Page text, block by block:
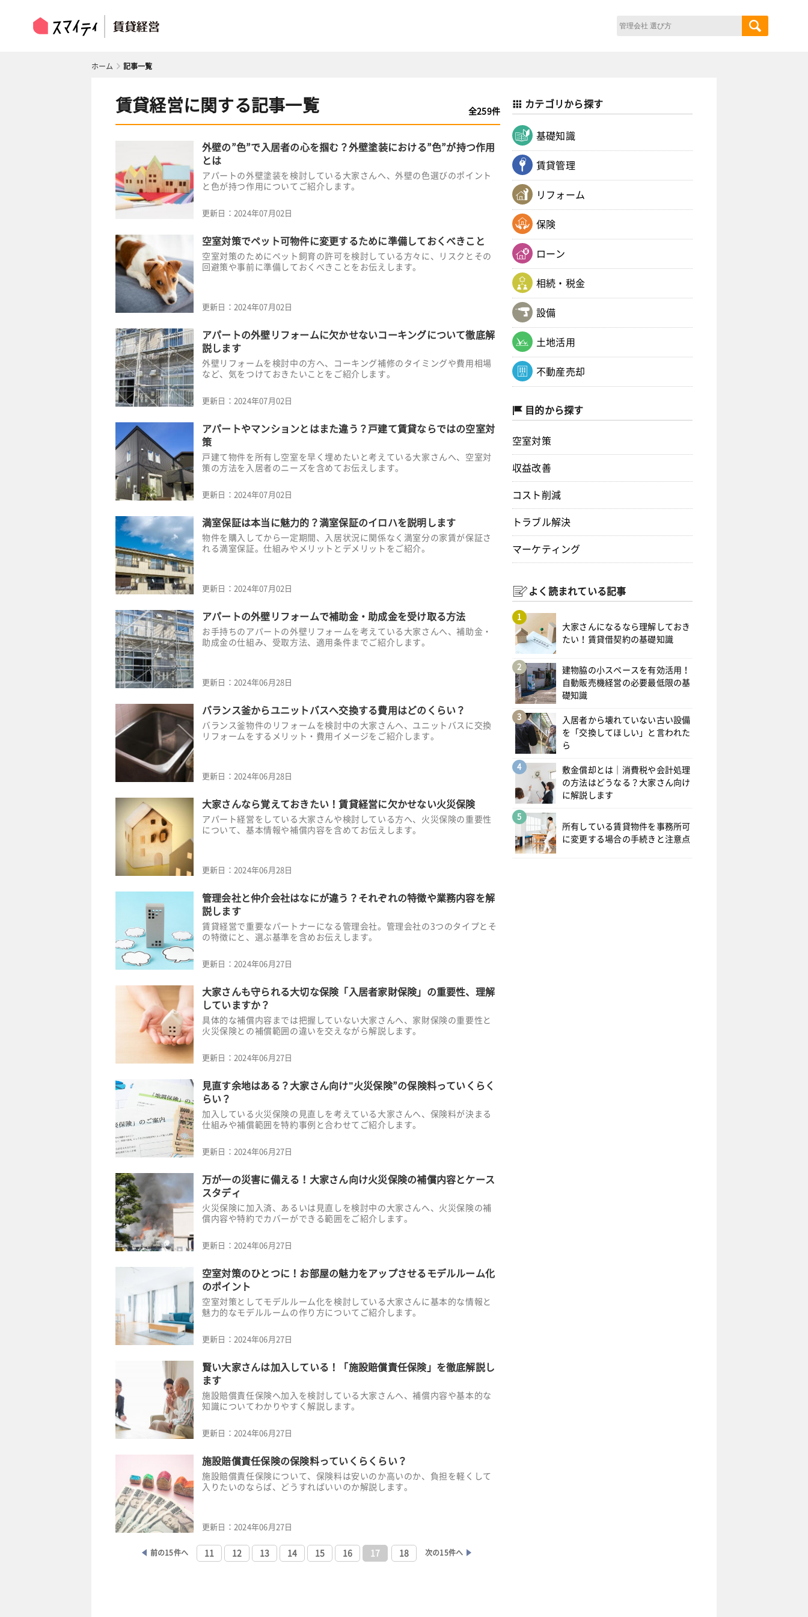
ホーム 記事一覧
賃貸経営に関する記事一覧 全259件
外壁の”色”で入居者の心を掴む？外壁塗装における”色”が持つ作用
とは
アパートの外壁塗装を検討している大家さんへ、外壁の色選びのポイント
と色が持つ作用についてご紹介します。
更新日： 2024年07月02日
空室対策でペット可物件に変更するために準備しておくべきこと
空室対策のためにペット飼育の許可を検討している方々に、リスクとその
回避策や事前に準備しておくべきことをお伝えします。
更新日： 2024年07月02日
アパートの外壁リフォームに欠かせないコーキングについて徹底解
説します
外壁リフォームを検討中の方へ、コーキング補修のタイミングや費用相場
など、気をつけておきたいことをご紹介します。
更新日： 2024年07月02日
アパートやマンションとはまた違う？戸建て賃貸ならではの空室対
策
戸建て物件を所有し空室を早く埋めたいと考えている大家さんへ、空室対
策の方法を入居者のニーズを含めてお伝えします。
更新日： 2024年07月02日
満室保証は本当に魅力的？満室保証のイロハを説明します
物件を購入してから一定期間、入居状況に関係なく満室分の家賃が保証さ
れる満室保証。仕組みやメリットとデメリットをご紹介。
更新日： 2024年07月02日
アパートの外壁リフォームで補助金・助成金を受け取る方法
お手持ちのアパートの外壁リフォームを考えている大家さんへ、補助金・
助成金の仕組み、受取方法、適用条件までご紹介します。
更新日： 2024年06月28日
バランス釜からユニットバスへ交換する費用はどのくらい？
バランス釜物件のリフォームを検討中の大家さんへ、ユニットバスに交換
リフォームをするメリット・費用イメージをご紹介します。
更新日： 2024年06月28日
大家さんなら覚えておきたい！賃貸経営に欠かせない火災保険
アパート経営をしている大家さんや検討している方へ、火災保険の重要性
について、基本情報や補償内容を含めてお伝えします。
更新日： 2024年06月28日
管理会社と仲介会社はなにが違う？それぞれの特徴や業務内容を解
説します
賃貸経営で重要なパートナーになる管理会社。管理会社の3つのタイプとそ
の特徴にと、選ぶ基準を含めお伝えします。
更新日： 2024年06月27日
大家さんも守られる大切な保険「入居者家財保険」の重要性、理解
していますか？
具体的な補償内容までは把握していない大家さんへ、家財保険の重要性と
火災保険との補償範囲の違いを交えながら解説します。
更新日： 2024年06月27日
見直す余地はある？大家さん向け"火災保険”の保険料っていくらく
らい？
加入している火災保険の見直しを考えている大家さんへ、保険料が決まる
仕組みや補償範囲を特約事例と合わせてご紹介します。
更新日： 2024年06月27日
万が一の災害に備える！大家さん向け火災保険の補償内容とケース
スタディ
火災保険に加入済、あるいは見直しを検討中の大家さんへ、火災保険の補
償内容や特約でカバーができる範囲をご紹介します。
更新日： 2024年06月27日
空室対策のひとつに！お部屋の魅力をアップさせるモデルルーム化
のポイント
空室対策としてモデルルーム化を検討している大家さんに基本的な情報と
魅力的なモデルルームの作り方についてご紹介します。
更新日： 2024年06月27日
賢い大家さんは加入している！「施設賠償責任保険」を徹底解説し
ます
施設賠償責任保険へ加入を検討している大家さんへ、補償内容や基本的な
知識についてわかりやすく解説します。
更新日： 2024年06月27日
施設賠償責任保険の保険料っていくらくらい？
施設賠償責任保険について、保険料は安いのか高いのか、負担を軽くして
入りたいのならば、どうすればいいのか解説します。
更新日： 2024年06月27日
前の15件へ 11 12 13 14 15 16 17 18 次の15件へ
カテゴリから探す
基礎知識
賃貸管理
リフォーム
保険
ローン
相続・税金
設備
土地活用
不動産売却
目的から探す
空室対策
収益改善
コスト削減
トラブル解決
マーケティング
よく読まれている記事
1
大家さんになるなら理解しておき
たい！賃貸借契約の基礎知識
2
建物脇の小スペースを有効活用！
自動販売機経営の必要最低限の基
礎知識
3
入居者から壊れていない古い設備
を「交換してほしい」と言われた
ら
4
敷金償却とは｜消費税や会計処理
の方法はどうなる？大家さん向け
に解説します
5
所有している賃貸物件を事務所可
に変更する場合の手続きと注意点